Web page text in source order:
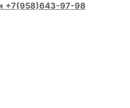
+7(958)643-97-98